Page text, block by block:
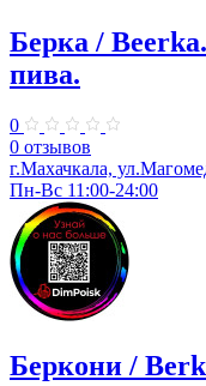
Берка /
пива.
0
0 отзывов
г.Махачкала,
Пн-Вс 11:00-24:00
Беркони /